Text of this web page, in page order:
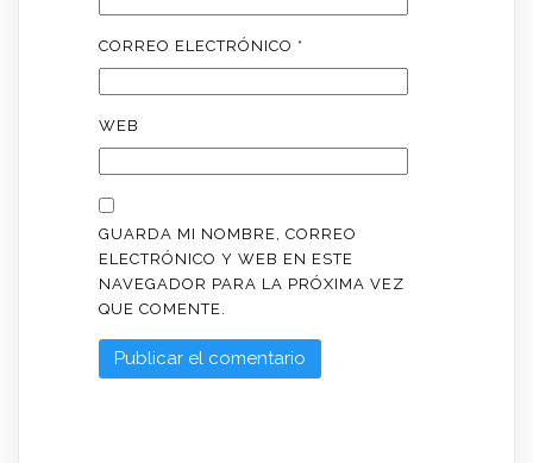
CORREO ELECTRÓNICO *
WEB
GUARDA MI NOMBRE, CORREO
ELECTRÓNICO Y WEB EN ESTE
NAVEGADOR PARA LA PRÓXIMA VEZ
QUE COMENTE.